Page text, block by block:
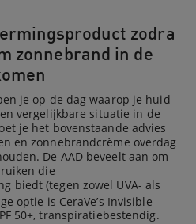
zodra
zonnebrand in de
je op de dag waarop je huid
vergelijkbare situatie in de
je het bovenstaande advies
en zonnebrandcrème overdag
De AAD beveelt aan om
die
biedt (tegen zowel UVA- als
optie is CeraVe’s Invisible
50+, transpiratiebestendig.